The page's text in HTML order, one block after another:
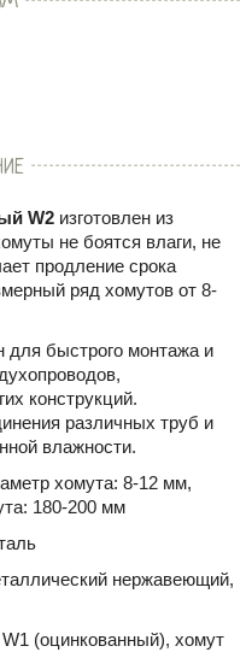
W2 изготовлен из
не боятся влаги, не
продление срока
ряд хомутов от 8-
для быстрого монтажа и
конструкций.
различных труб и
влажности.
хомута: 8-12 мм,
180-200 мм
нержавеющий,
(оцинкованный), хомут